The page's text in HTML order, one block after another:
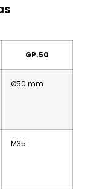
GP.50
Ø50 mm
M35